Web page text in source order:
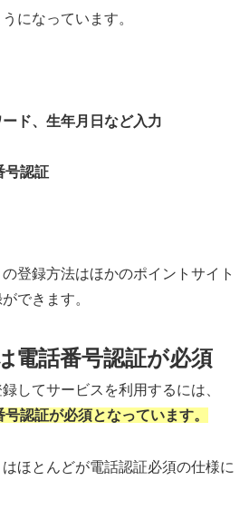
になっています。
ド、生年月日など入力
号認証
の登録方法はほかのポイントサイト
できます。
電話番号認証が必須
してサービスを利用するには、
認証が必須となっています。
ほとんどが電話認証必須の仕様に